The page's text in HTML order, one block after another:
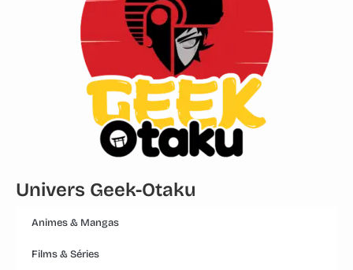
Univers Geek-Otaku
Animes & Mangas
Films & Séries